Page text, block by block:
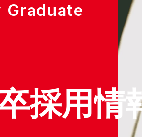
Graduate
採用情